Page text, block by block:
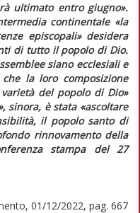
ultimato entro giugno».
continentale «la
episcopali» desidera
di tutto il popolo di Dio.
siano ecclesiali e
la loro composizione
del popolo di Dio»
sinora, è stata «ascoltare
il popolo santo di
rinnovamento della
stampa del 27
01/12/2022, pag. 667